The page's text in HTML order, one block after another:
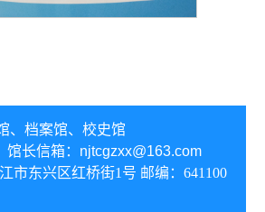
、 档案馆、校史馆
箱： njtcgzxx@163.com
市东兴区红桥街1号 邮编：641100